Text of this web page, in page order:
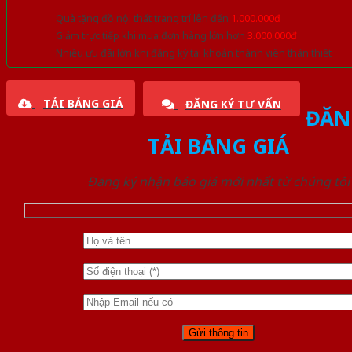
Quà tặng đồ nội thất trang trí lên đến 1.000.000đ
Giảm trực tiếp khi mua đơn hàng lớn hơn 3.000.000đ
Nhiều ưu đãi lớn khi đăng ký tài khoản thành viên thân thiết
TẢI BẢNG GIÁ ĐĂNG KÝ TƯ VẤN
TẢI BẢNG GIÁ
Đăng ký nhận báo giá mới nhất từ chúng tôi